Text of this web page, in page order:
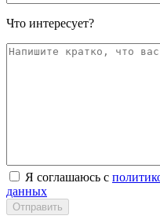
Что интересует?
Я соглашаюсь с
данных
Отправить